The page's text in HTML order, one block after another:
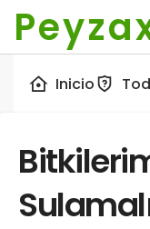
Inicio